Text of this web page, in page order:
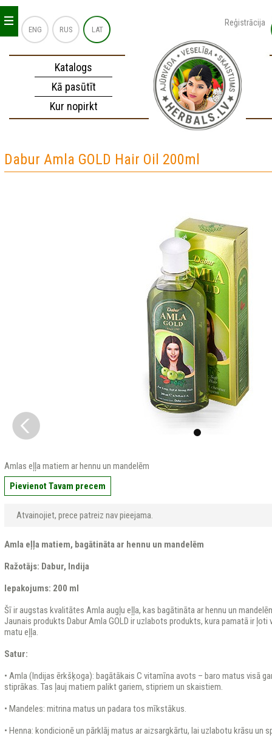
ENG RUS LAT
Reģistrācija
Katalogs
Kā pasūtīt
Kur nopirkt
_
_
_
Dabur Amla GOLD Hair Oil 200ml
Amlas eļļa matiem ar hennu un mandelēm
Pievienot Tavam precem
Atvainojiet, prece patreiz nav pieejama.
Amla eļļa matiem, bagātināta ar hennu un mandelēm
Ražotājs: Dabur, Indija
Iepakojums: 200 ml
Šī ir augstas kvalitātes Amla augļu eļļa, kas bagātināta ar hennu un
Jaunais produkts Dabur Amla GOLD ir uzlabots produkts, kura pamatā ir ļoti
matu eļļa.
Satur:
• Amla (Indijas ērkšķoga): bagātākais C vitamīna avots – baro matus visā
stiprākas. Tas ļauj matiem palikt gariem, stipriem un skaistiem.
• Mandeles: mitrina matus un padara tos mīkstākus.
• Henna: kondicionē un pārklāj matus ar aizsargkārtu, lai uzlabotu krāsu un